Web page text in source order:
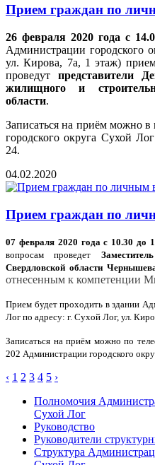
Прием граждан по
26 февраля 2020 года с
Администрации городского
ул. Кирова, 7а, 1 этаж)
проведут представители
жилищного и
области.
Записаться на приём можно
городского округа Сухой
24.
04.02.2020
Прием граждан по
07 февраля 2020 года с 10.30 до
вопросам проведет
Свердловской области
отнесенным к компетенции
Прием будет проходить в здании
Лог по адресу: г. Сухой Лог, ул.
Записаться на приём можно по
202 Администрации городского
‹ 1 2 3 4 5 ›
Полномочия
Сухой Лог
Руководство
Руководители
Структура